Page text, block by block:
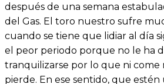
después de una semana
del Gas. El toro nuestro sufre
cuando se tiene que lidiar al día
el peor periodo porque no le ha
tranquilizarse por lo que ni come
pierde. En ese sentido, que estén